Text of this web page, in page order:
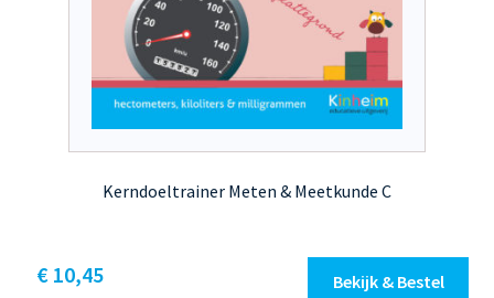
Kerndoeltrainer Meten & Meetkunde C
€ 10,45 Bekijk & Bestel